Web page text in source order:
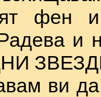
фен
и
ви